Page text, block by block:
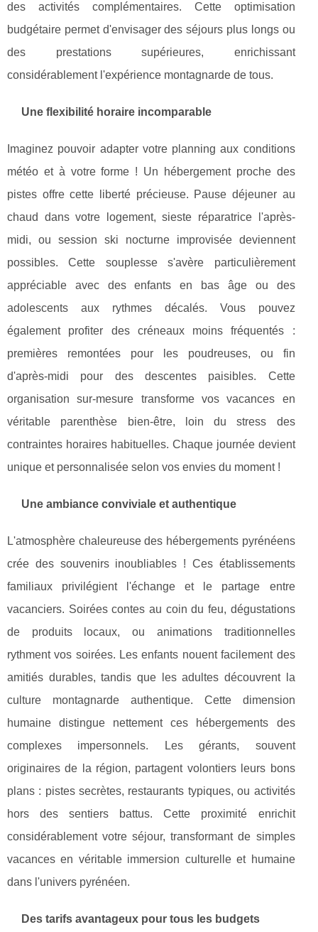
des activités complémentaires. Cette optimisation
budgétaire permet d'envisager des séjours plus longs ou
des prestations supérieures, enrichissant
considérablement l'expérience montagnarde de tous.
Une flexibilité horaire incomparable
Imaginez pouvoir adapter votre planning aux conditions
météo et à votre forme ! Un hébergement proche des
pistes offre cette liberté précieuse. Pause déjeuner au
chaud dans votre logement, sieste réparatrice l'après-
midi, ou session ski nocturne improvisée deviennent
possibles. Cette souplesse s'avère particulièrement
appréciable avec des enfants en bas âge ou des
adolescents aux rythmes décalés. Vous pouvez
également profiter des créneaux moins fréquentés :
premières remontées pour les poudreuses, ou fin
d'après-midi pour des descentes paisibles. Cette
organisation sur-mesure transforme vos vacances en
véritable parenthèse bien-être, loin du stress des
contraintes horaires habituelles. Chaque journée devient
unique et personnalisée selon vos envies du moment !
Une ambiance conviviale et authentique
L'atmosphère chaleureuse des hébergements pyrénéens
crée des souvenirs inoubliables ! Ces établissements
familiaux privilégient l'échange et le partage entre
vacanciers. Soirées contes au coin du feu, dégustations
de produits locaux, ou animations traditionnelles
rythment vos soirées. Les enfants nouent facilement des
amitiés durables, tandis que les adultes découvrent la
culture montagnarde authentique. Cette dimension
humaine distingue nettement ces hébergements des
complexes impersonnels. Les gérants, souvent
originaires de la région, partagent volontiers leurs bons
plans : pistes secrètes, restaurants typiques, ou activités
hors des sentiers battus. Cette proximité enrichit
considérablement votre séjour, transformant de simples
vacances en véritable immersion culturelle et humaine
dans l'univers pyrénéen.
Des tarifs avantageux pour tous les budgets